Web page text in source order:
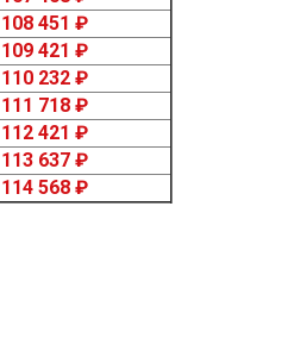
108 451 ₽
109 421 ₽
110 232 ₽
111 718 ₽
112 421 ₽
113 637 ₽
114 568 ₽